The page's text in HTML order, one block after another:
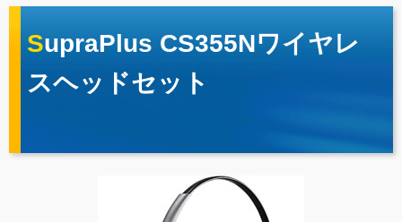
SupraPlus CS355Nワイヤレ
スヘッドセット